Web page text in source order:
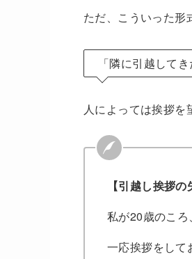
ただ、こういった形
「隣に引越して
人によっては挨拶を
【引越し挨拶の
私が20歳のころ
一応挨拶をして